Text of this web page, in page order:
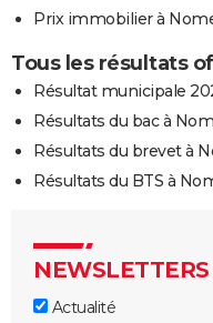
Prix immobilier à
Tous les résultats
Résultat municipale
Résultats du bac à
Résultats du brevet à
Résultats du BTS à
NEWSLETTERS
Actualité